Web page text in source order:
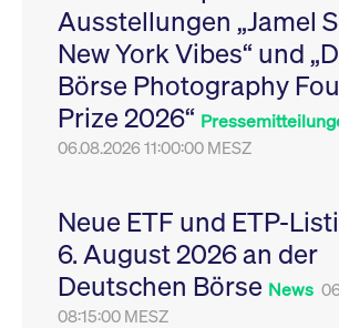
Ausstellungen „Jamel
New York Vibes“ und
Börse Photography
Prize 2026“
06.08.2026 11:00:00 MESZ
Neue ETF und ETP-
6. August 2026 an der
Deutschen Börse News
08:15:00 MESZ
VISITOR_PRIVACY_METADATA
YouTube
.youtube.com